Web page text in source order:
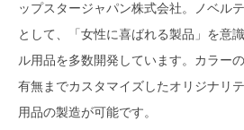
ップスタージャパン株式会社。ノベル
として、「女性に喜ばれる製品」を意
ル用品を多数開発しています。カラー
有無までカスタマイズしたオリジナリ
用品の製造が可能です。